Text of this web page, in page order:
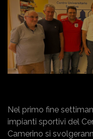
Nel primo fine
impianti sportivi del
Camerino si